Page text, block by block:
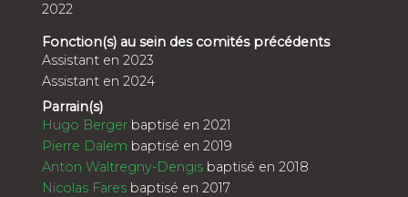
2022
Fonction(s) au sein des comités précédents
Assistant en 2023
Assistant en 2024
Parrain(s)
Hugo Berger baptisé en 2021
Pierre Dalem baptisé en 2019
Anton Waltregny-Dengis baptisé en 2018
Nicolas Fares baptisé en 2017